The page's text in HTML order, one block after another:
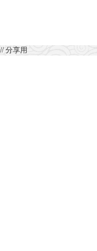
// 分享用